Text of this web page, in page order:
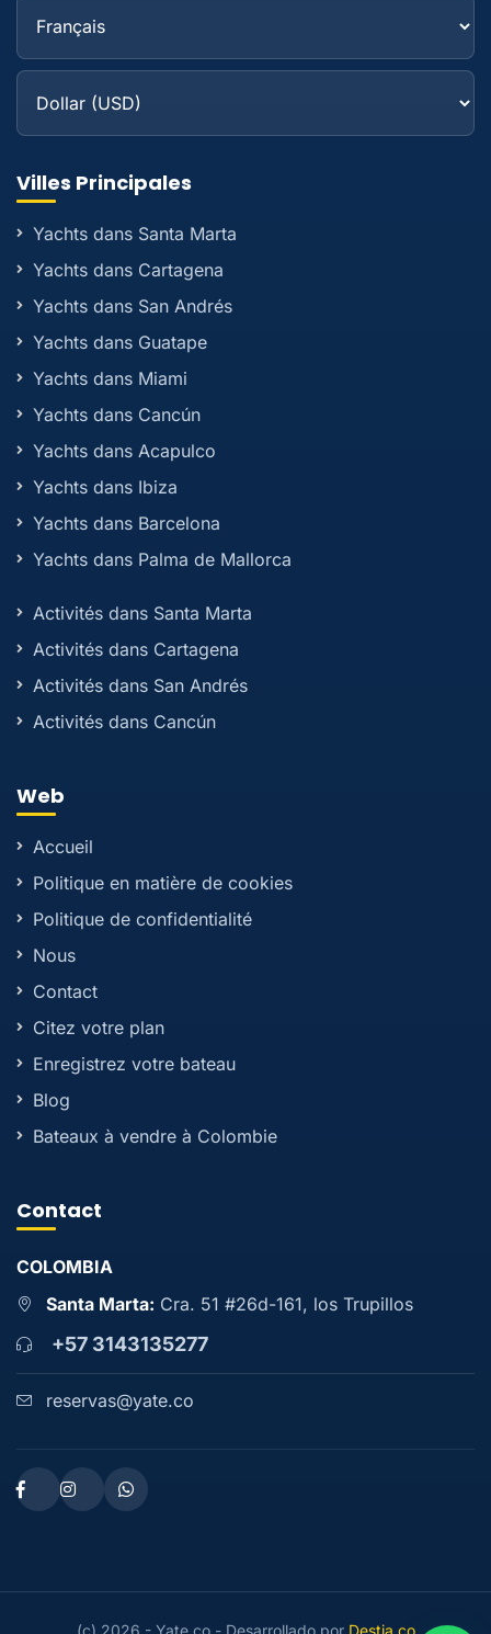
Villes Principales
Yachts dans Santa Marta
Yachts dans Cartagena
Yachts dans San Andrés
Yachts dans Guatape
Yachts dans Miami
Yachts dans Cancún
Yachts dans Acapulco
Yachts dans Ibiza
Yachts dans Barcelona
Yachts dans Palma de Mallorca
Activités dans Santa Marta
Activités dans Cartagena
Activités dans San Andrés
Activités dans Cancún
Web
Accueil
Politique en matière de cookies
Politique de confidentialité
Nous
Contact
Citez votre plan
Enregistrez votre bateau
Blog
Bateaux à vendre à Colombie
Contact
COLOMBIA
Santa Marta: Cra. 51 #26d-161, los Trupillos
+57 3143135277
reservas@yate.co